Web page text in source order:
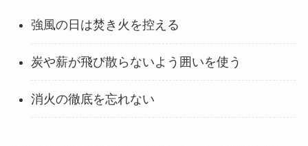
強風の日は焚き火を控える
炭や薪が飛び散らないよう囲いを使う
消火の徹底を忘れない